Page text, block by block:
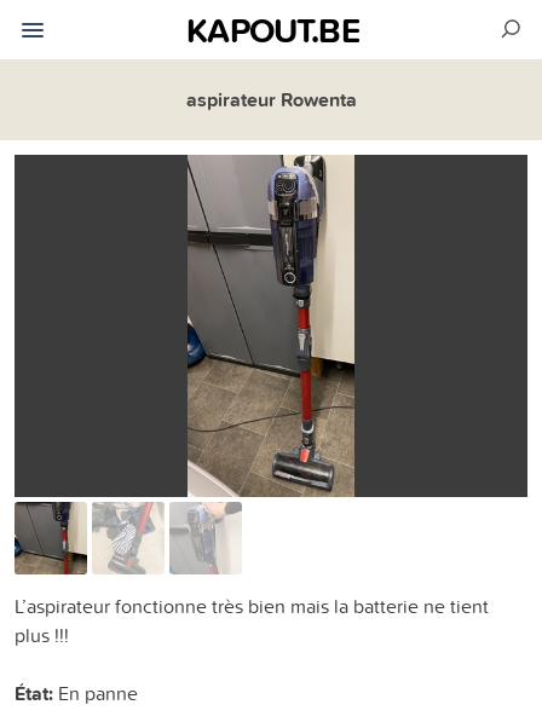
KAPOUT.BE
aspirateur Rowenta
L’aspirateur fonctionne très bien mais la batterie ne tient
plus !!!
État: En panne